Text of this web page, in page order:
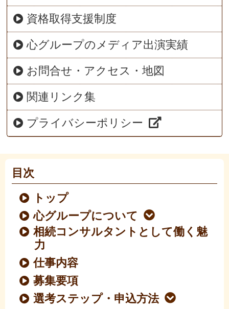
資格取得支援制度
心グループのメディア出演実績
お問合せ・アクセス・地図
関連リンク集
プライバシーポリシー
目次
トップ
心グループについて
相続コンサルタントとして働く魅
力
仕事内容
募集要項
選考ステップ・申込方法